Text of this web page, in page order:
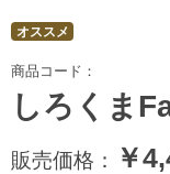
オススメ
商品コード：
しろくま
販売価格： ￥